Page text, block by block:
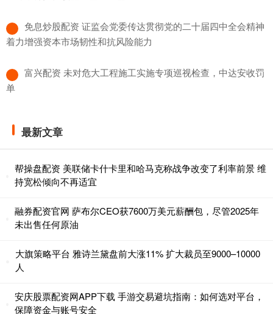
​免息炒股配资 证监会党委传达贯彻党的二十届四中全会精神
着力增强资本市场韧性和抗风险能力
​富兴配资 未对危大工程施工实施专项巡视检查，中达安收罚
单
最新文章
帮操盘配资 美联储卡什卡里和哈马克称战争改变了利率前景 维
持宽松倾向不再适宜
融券配资官网 萨布尔CEO获7600万美元薪酬包，尽管2025年
未出售任何原油
大旗策略平台 雅诗兰黛盘前大涨11% 扩大裁员至9000–10000
人
安庆股票配资网APP下载 手游交易避坑指南：如何选对平台，
保障资金与账号安全